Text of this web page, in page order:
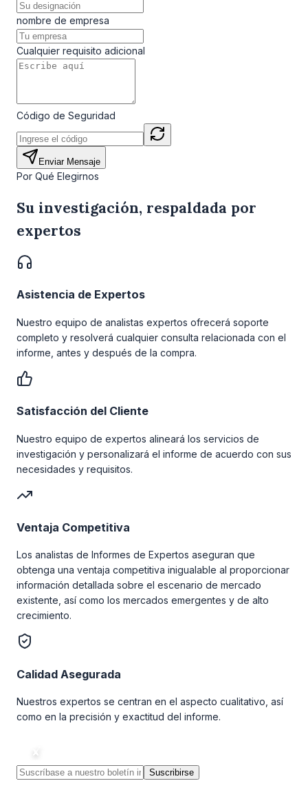
nombre de empresa
Cualquier requisito adicional
Código de Seguridad
Enviar Mensaje
Por Qué Elegirnos
Su investigación, respaldada por
expertos
Asistencia de Expertos
Nuestro equipo de analistas expertos ofrecerá soporte
completo y resolverá cualquier consulta relacionada con el
informe, antes y después de la compra.
Satisfacción del Cliente
Nuestro equipo de expertos alineará los servicios de
investigación y personalizará el informe de acuerdo con sus
necesidades y requisitos.
Ventaja Competitiva
Los analistas de Informes de Expertos aseguran que
obtenga una ventaja competitiva inigualable al proporcionar
información detallada sobre el escenario de mercado
existente, así como los mercados emergentes y de alto
crecimiento.
Calidad Asegurada
Nuestros expertos se centran en el aspecto cualitativo, así
como en la precisión y exactitud del informe.
Suscribirse